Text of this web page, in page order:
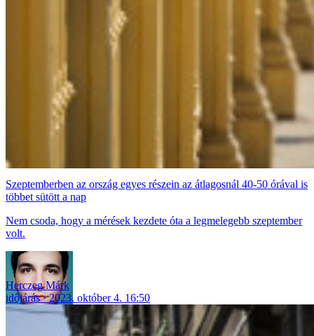
Szeptemberben az ország egyes részein az átlagosnál 40-50 órával is
többet sütött a nap
Nem csoda, hogy a mérések kezdete óta a legmelegebb szeptember
volt.
Herczeg Márk
időjárás
2023. október 4. 16:50